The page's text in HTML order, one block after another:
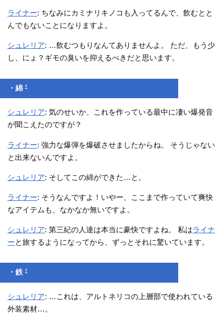
ライナー: ちなみにカミナリキノコも入ってるんで、飲むとと
んでもないことになりますよ。
シュレリア: …飲むつもりなんてありませんよ。 ただ、もう少
し、にょ？ギモの臭いを抑えるべきだと思います。
・綿†
シュレリア: 気のせいか、これを作っている最中に凄い爆発音
が聞こえたのですが？
ライナー: 強力な爆弾を爆破させましたからね。 そうじゃない
と出来ないんですよ。
シュレリア: そしてこの綿ができた…と。
ライナー: そうなんですよ！いやー、ここまで作っていて爽快
なアイテムも、なかなか無いですよ。
シュレリア: 第三紀の人達は本当に豪快ですよね。 私はライナ
ーと旅するようになってから、ずっとそれに驚いています。
・鉄†
シュレリア: …これは、アルトネリコの上層部で使われている
外装素材…。